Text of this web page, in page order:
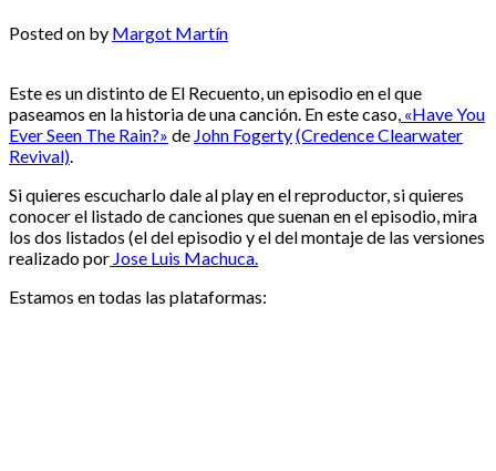
Posted on by Margot Martín
Este es un distinto de El Recuento, un episodio en el que
paseamos en la historia de una canción. En este caso, «Have You
Ever Seen The Rain?» de John Fogerty(Credence Clearwater
Revival)
Si quieres escucharlo dale al play en el reproductor, si quieres
conocer el listado de canciones que suenan en el episodio, mira
los dos listados (el del episodio y el del montaje de las versiones
realizado por Jose Luis Machuca.
Estamos en todas las plataformas: